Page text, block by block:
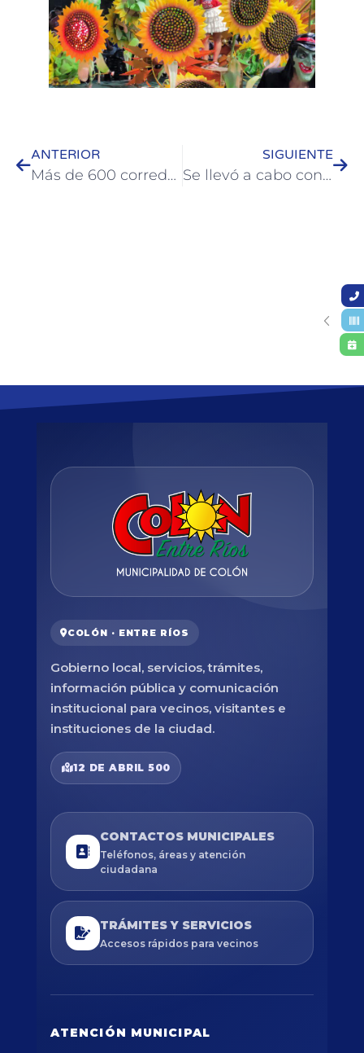
ANTERIOR
Más de 600 corredores participaron de la Maratón de la Fiesta Nacional de la Artesanía 2026
SIGUIENTE
Se llevó a cabo con éxito la tradicional Regata de la Fiesta Nacional de la Artesanía 2026
COLÓN · ENTRE RÍOS
Gobierno local, servicios, trámites,
información pública y comunicación
institucional para vecinos, visitantes e
instituciones de la ciudad.
12 DE ABRIL 500
CONTACTOS MUNICIPALES
Teléfonos, áreas y atención
ciudadana
TRÁMITES Y SERVICIOS
Accesos rápidos para vecinos
ATENCIÓN MUNICIPAL